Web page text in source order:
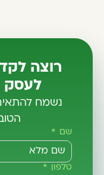
רוצה
לעסק
נשמח
שם
טלפון